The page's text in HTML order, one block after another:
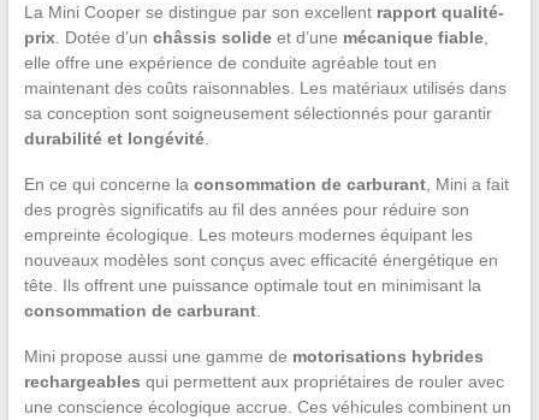
La Mini Cooper se distingue par son excellent rapport qualité-
prix. Dotée d’un châssis solideet d’une mécanique fiable,
elle offre une expérience de conduite agréable tout en
maintenant des coûts raisonnables. Les matériaux utilisés dans
sa conception sont soigneusement sélectionnés pour garantir
durabilité et longévité.
En ce qui concerne la consommation de carburant, Mini a fait
des progrès significatifs au fil des années pour réduire son
empreinte écologique. Les moteurs modernes équipant les
nouveaux modèles sont conçus avec efficacité énergétique en
tête. Ils offrent une puissance optimale tout en minimisant la
consommation de carburant.
Mini propose aussi une gamme de motorisations hybrides
rechargeables qui permettent aux propriétaires de rouler avec
une conscience écologique accrue. Ces véhicules combinent un